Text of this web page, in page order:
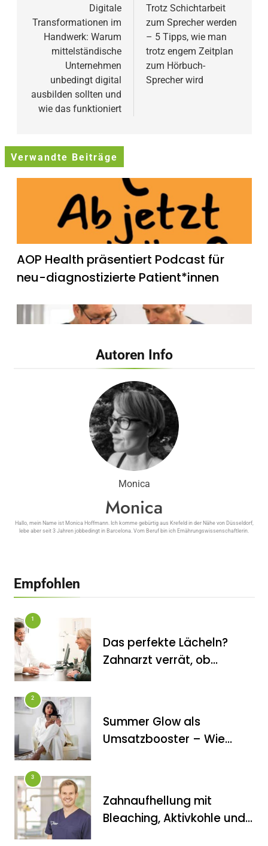
Digitale
Transformationen im
Handwerk: Warum
mittelständische
Unternehmen
unbedingt digital
ausbilden sollten und
wie das funktioniert
Trotz Schichtarbeit
zum Sprecher werden
– 5 Tipps, wie man
trotz engem Zeitplan
zum Hörbuch-
Sprecher wird
Verwandte Beiträge
AOP Health präsentiert Podcast für
neu-diagnostizierte Patient*innen
Dehnen, Warmlaufen und Co. – Arzt
verrät, wie man sich als Anfänger
wirklich vor bösen Sportverletzungen
Angstpatienten mit einer
Komplettsanierung unter Vollnarkose
ihr Lachen wiederfinden
Autoren Info
Monica
Monica
Hallo, mein Name ist Monica Hoffmann. Ich komme gebürtig aus Krefeld in der Nähe von Düsseldorf,
lebe aber seit 3 Jahren jobbedingt in Barcelona. Vom Beruf bin ich Ernährungswissenschaftlerin.
Empfohlen
1
Das perfekte Lächeln?
Zahnarzt verrät, ob
2
Summer Glow als
Umsatzbooster – Wie
3
Zahnaufhellung mit
Bleaching, Aktivkohle und
FITNESS
Die perfekten Liegestütze